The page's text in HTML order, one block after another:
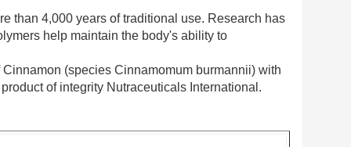
than 4,000 years of traditional use. Research has
help maintain the body's ability to
(species Cinnamomum burmannii) with
of integrity Nutraceuticals International.